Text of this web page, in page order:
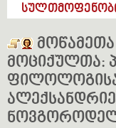
მოციქულთა: